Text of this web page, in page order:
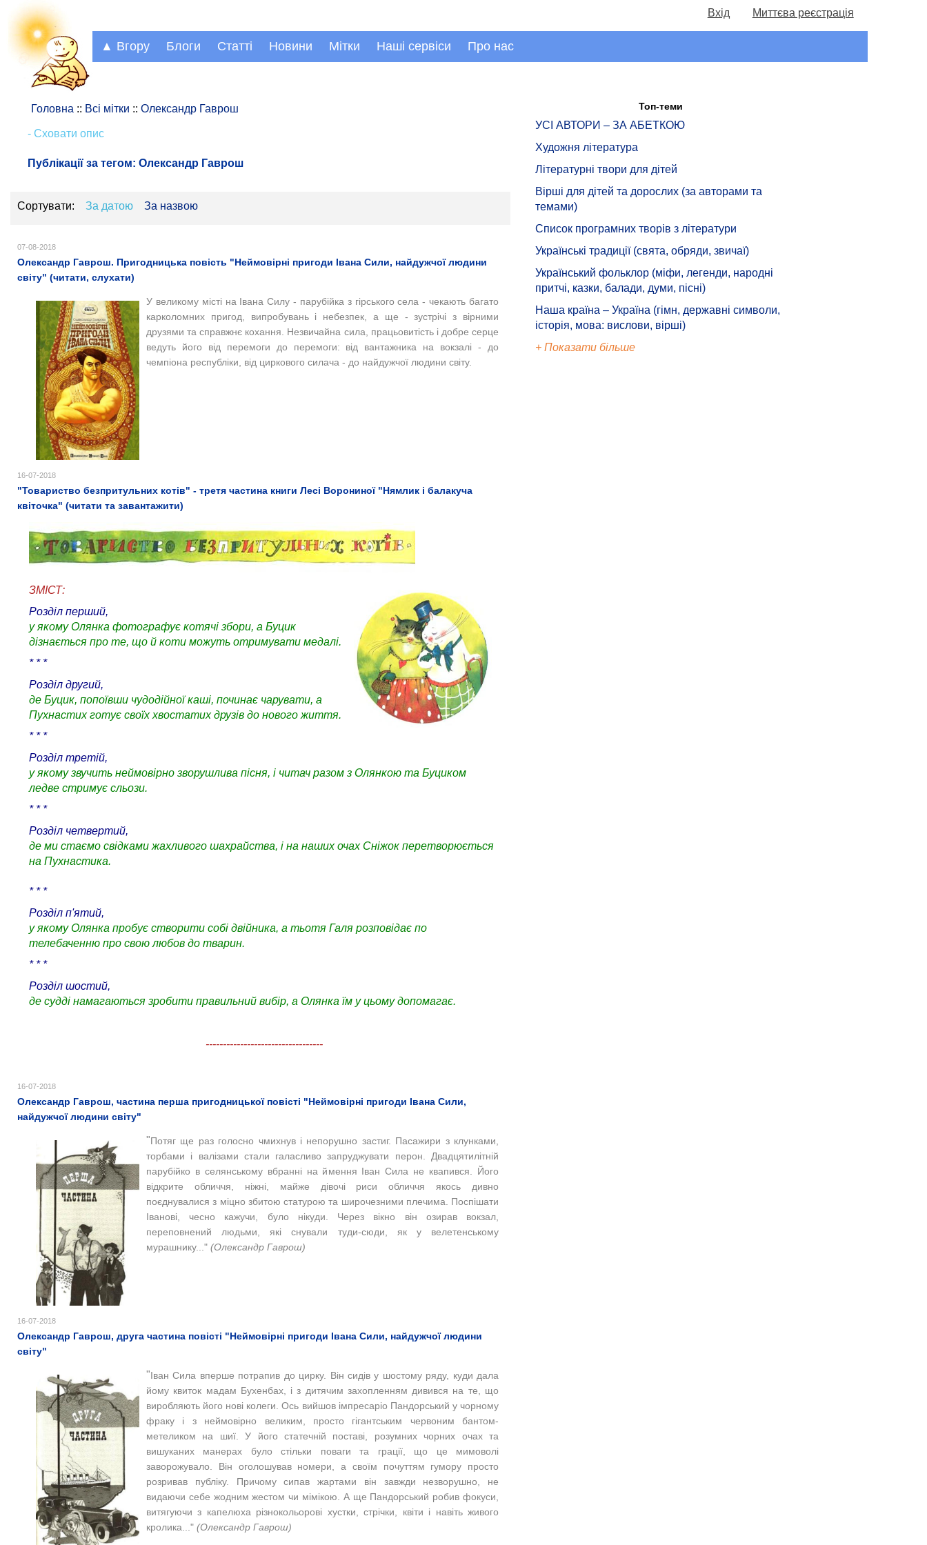
Вхід Миттєва реєстрація
▲ Вгору Блоги Статті Новини Мітки Наші сервіси Про нас
Головна :: Всі мітки :: Олександр Гаврош
- Сховати опис
Публікації за тегом: Олександр Гаврош
Сортувати: За датою За назвою
07-08-2018
Олександр Гаврош. Пригодницька повість "Неймовірні пригоди Івана Сили, найдужчої людини
світу" (читати, слухати)
У великому місті на Івана Силу - парубійка з гірського села - чекають багато
карколомних пригод, випробувань і небезпек, а ще - зустрічі з вірними
друзями та справжнє кохання. Незвичайна сила, працьовитість і добре серце
ведуть його від перемоги до перемоги: від вантажника на вокзалі - до
чемпіона республіки, від циркового силача - до найдужчої людини світу.
16-07-2018
"Товариство безпритульних котів" - третя частина книги Лесі Ворониної "Нямлик і балакуча
квіточка" (читати та завантажити)
ЗМІСТ:
Розділ перший,
у якому Олянка фотографує котячі збори, а Буцик
дізнається про те, що й коти можуть отримувати медалі.
* * *
Розділ другий,
де Буцик, попоївши чудодійної каші, починає чарувати, а
Пухнастих готує своїх хвостатих друзів до нового життя.
* * *
Розділ третій,
у якому звучить неймовірно зворушлива пісня, і читач разом з Олянкою та Буциком
ледве стримує сльози.
* * *
Розділ четвертий,
де ми стаємо свідками жахливого шахрайства, і на наших очах Сніжок перетворюється
на Пухнастика.
* * *
Розділ п'ятий,
у якому Олянка пробує створити собі двійника, а тьотя Галя розповідає по
телебаченню про свою любов до тварин.
* * *
Розділ шостий,
де судді намагаються зробити правильний вибір, а Олянка їм у цьому допомагає.
----------------------------------
16-07-2018
Олександр Гаврош, частина перша пригодницької повісті "Неймовірні пригоди Івана Сили,
найдужчої людини світу"
"Потяг ще раз голосно чмихнув і непорушно застиг. Пасажири з клунками,
торбами і валізами стали галасливо запруджувати перон. Двадцятилітній
парубійко в селянському вбранні на ймення Іван Сила не квапився. Його
відкрите обличчя, ніжні, майже дівочі риси обличчя якось дивно
поєднувалися з міцно збитою статурою та широчезними плечима. Поспішати
Іванові, чесно кажучи, було нікуди. Через вікно він озирав вокзал,
переповнений людьми, які снували туди-сюди, як у велетенському
мурашнику..." (Олександр Гаврош)
16-07-2018
Олександр Гаврош, друга частина повісті "Неймовірні пригоди Івана Сили, найдужчої людини
світу"
"Іван Сила вперше потрапив до цирку. Він сидів у шостому ряду, куди дала
йому квиток мадам Бухенбах, і з дитячим захопленням дивився на те, що
виробляють його нові колеги.Ось вийшов імпресаріо Пандорський у чорному
фраку і з неймовірно великим, просто гігантським червоним бантом-
метеликом на шиї. У його статечній поставі, розумних чорних очах та
вишуканих манерах було стільки поваги та грації, що це мимоволі
заворожувало. Він оголошував номери, а своїм почуттям гумору просто
розривав публіку. Причому сипав жартами він завжди незворушно, не
видаючи себе жодним жестом чи мімікою. А ще Пандорський робив фокуси,
витягуючи з капелюха різнокольорові хустки, стрічки, квіти і навіть живого
кролика..." (Олександр Гаврош)
Топ-теми
УСІ АВТОРИ – ЗА АБЕТКОЮ
Художня література
Літературні твори для дітей
Вірші для дітей та дорослих (за авторами та
темами)
Список програмних творів з літератури
Українські традиції (свята, обряди, звичаї)
Український фольклор (міфи, легенди, народні
притчі, казки, балади, думи, пісні)
Наша країна – Україна (гімн, державні символи,
історія, мова: вислови, вірші)
+ Показати більше